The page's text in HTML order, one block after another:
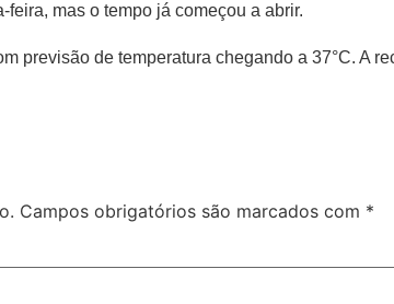
mas o tempo já começou a abrir.
previsão de temperatura chegando a 37°C. A
Campos obrigatórios são marcados com *